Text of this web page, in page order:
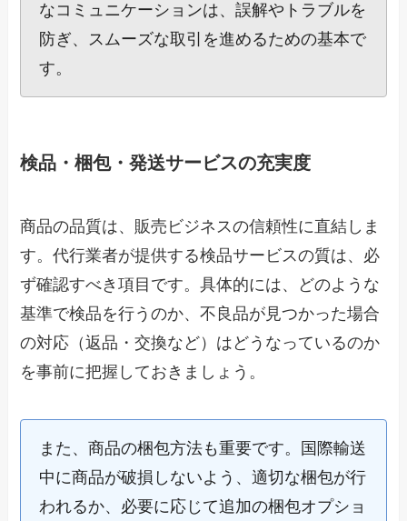
なコミュニケーションは、誤解やトラブルを
防ぎ、スムーズな取引を進めるための基本で
す。
検品・梱包・発送サービスの充実度
商品の品質は、販売ビジネスの信頼性に直結しま
す。代行業者が提供する検品サービスの質は、必
ず確認すべき項目です。具体的には、どのような
基準で検品を行うのか、不良品が見つかった場合
の対応（返品・交換など）はどうなっているのか
を事前に把握しておきましょう。
また、商品の梱包方法も重要です。国際輸送
中に商品が破損しないよう、適切な梱包が行
われるか、必要に応じて追加の梱包オプショ